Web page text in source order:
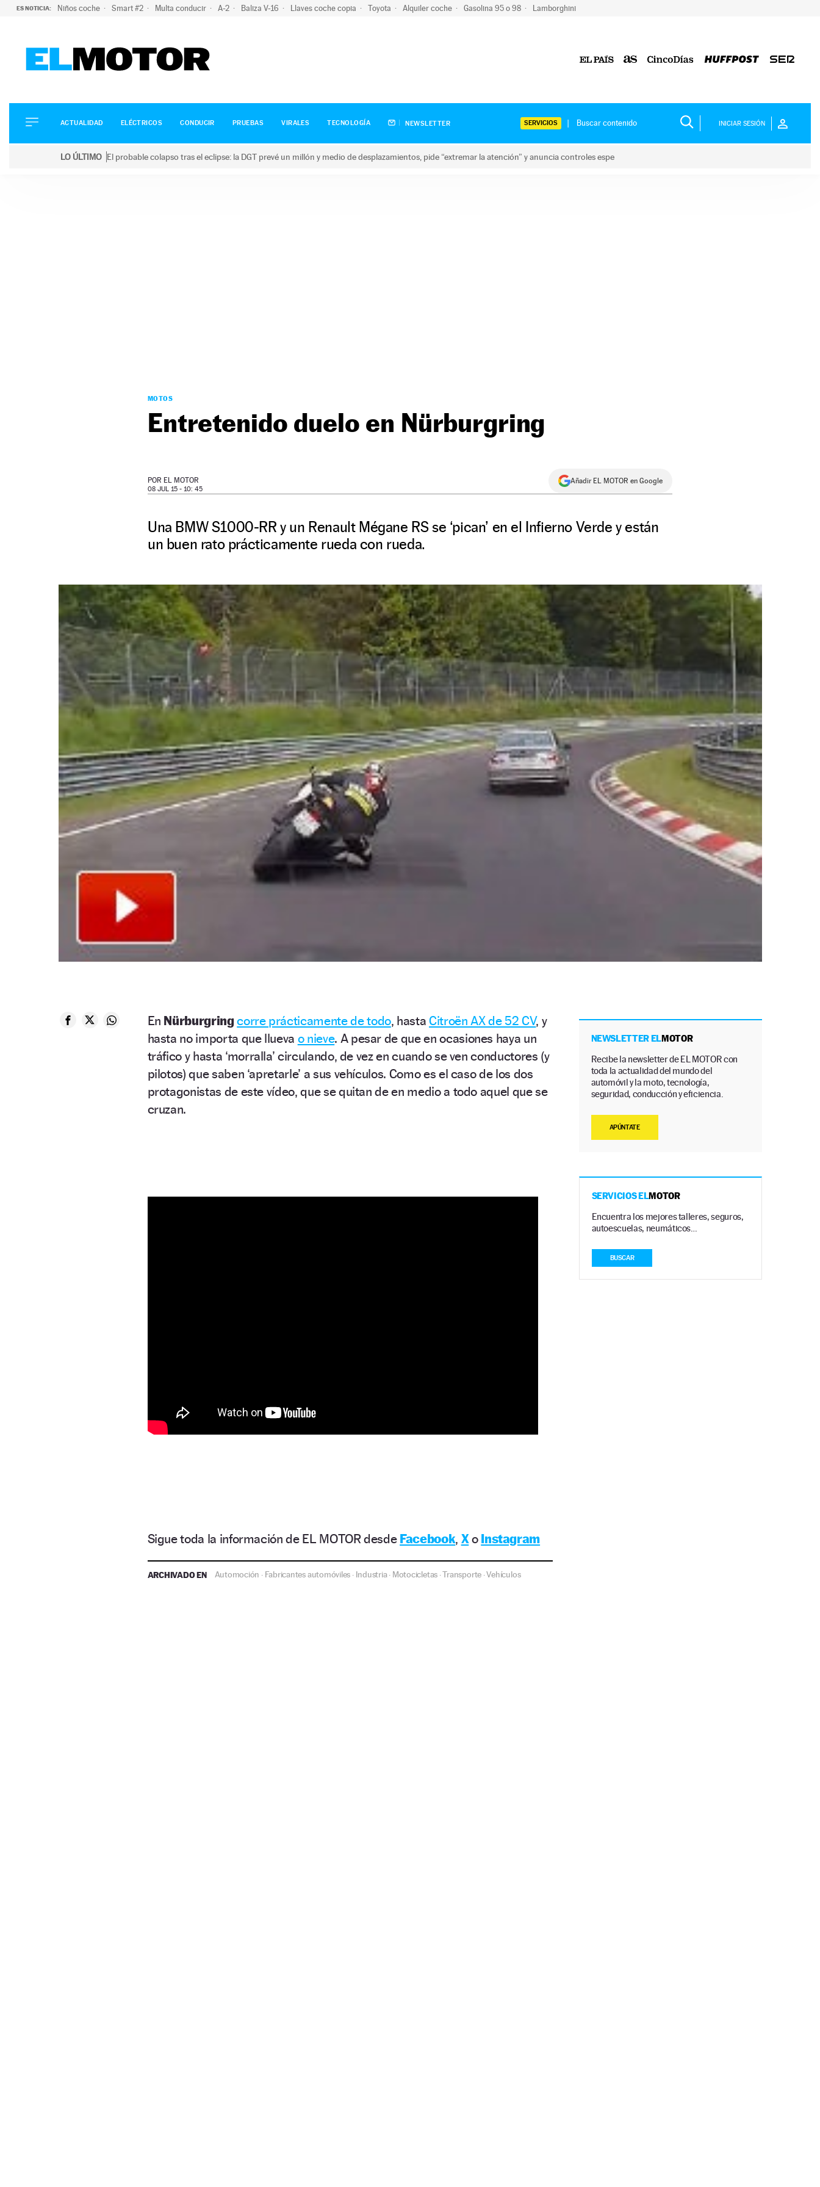
ES NOTICIA: Niños coche Smart #2 Multa conducir A-2 Baliza V-16 Llaves coche copia Toyota Alquiler coche Gasolina 95 o 98 Lamborghini
ELÉCTRICOS
CONDUCIR
ACTUALIDAD ELÉCTRICOS CONDUCIR PRUEBAS VIRALES TECNOLOGÍA NEWSLETTER SERVICIOS INICIAR SESIÓN
LO ÚLTIMO El probable colapso tras el eclipse: la DGT prevé un millón y medio de desplazamientos, pide “extremar la atención” y anuncia controles espe
MOTOS
Entretenido duelo en Nürburgring
POR EL MOTOR
08 JUL 15 - 10: 45
Añadir EL MOTOR en Google
Una BMW S1000-RR y un Renault Mégane RS se ‘pican’ en el Infierno Verde y están
un buen rato prácticamente rueda con rueda.
En Nürburgringcorre prácticamente de todo, hastaCitroën AX de 52 CV, y
hasta no importa que llueva o nieve. A pesar de que en ocasiones haya un
tráfico y hasta ‘morralla’ circulando, de vez en cuando se ven conductores (y
pilotos) que saben ‘apretarle’ a sus vehículos. Como es el caso de los dos
protagonistas de este vídeo, que se quitan de en medio a todo aquel que se
cruzan.
Sigue toda la información de EL MOTOR desde Facebook, Xo Instagram
ARCHIVADO EN Automoción · Fabricantes automóviles · Industria· Motocicletas ·Transporte ·Vehículos
NEWSLETTER ELMOTOR
Recibe la newsletter de EL MOTOR con
toda la actualidad del mundo del
automóvil y la moto, tecnología,
seguridad, conducción y eficiencia.
APÚNTATE
SERVICIOS ELMOTOR
Encuentra los mejores talleres, seguros,
autoescuelas, neumáticos…
BUSCAR